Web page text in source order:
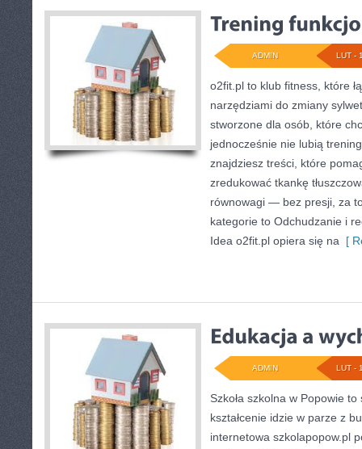
LUT -
ADMIN
o2fit.pl to klub fitness, które
narzędziami do zmiany
stworzone dla osób, które
jednocześnie nie lubią
znajdziesz treści, które
zredukować tkankę
równowagi — bez presji, za
kategorie to Odchudzanie i
Idea o2fit.pl opiera się na [
LUT -
ADMIN
Szkoła szkolna w Popowie
kształcenie idzie w parze z
internetowa szkolapopow.pl